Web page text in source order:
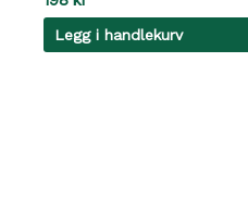
Legg i handlekurv